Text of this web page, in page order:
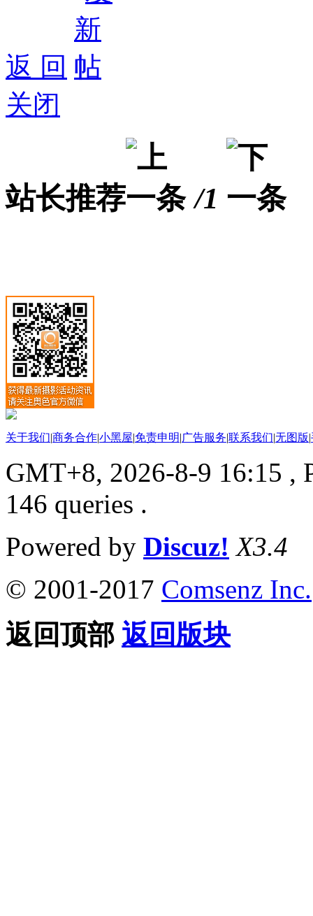
返 回
关闭
站长推荐 /1
关于我们|商务合作|小黑屋|免责申明|广告服务|联系我们|无图版|
GMT+8, 2026-8-9 16:15 ,
146 queries .
Powered by Discuz! X3.4
© 2001-2017 Comsenz Inc.
返回顶部 返回版块